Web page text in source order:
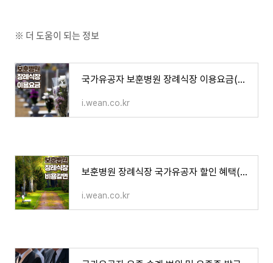
※ 더 도움이 되는 정보
국가유공자 보훈병원 장례식장 이용요금(장례비용) 정리
i.wean.co.kr
보훈병원 장례식장 국가유공자 할인 혜택(감면율) 제도
i.wean.co.kr